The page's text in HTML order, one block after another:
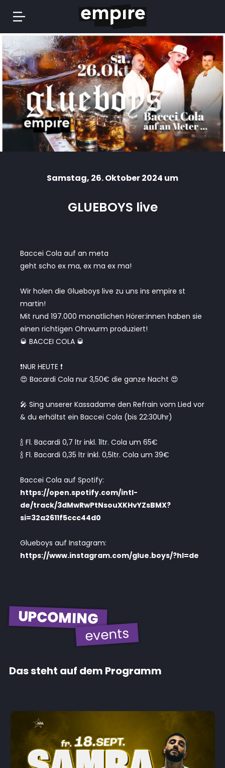
Springe
zum
Inhalt
Samstag, 26. Oktober 2024 um
GLUEBOYS live
Baccei Cola auf an meta
geht scho ex ma, ex ma ex ma!
Wir holen die Glueboys live zu uns ins empire st
martin!
Mit rund 197.000 monatlichen Hörer:innen haben sie
einen richtigen Ohrwurm produziert!
🥃 BACCEI COLA 🥃
❗️NUR HEUTE ❗️
😍 Bacardi Cola nur 3,50€ die ganze Nacht 😍
🎤 Sing unserer Kassadame den Refrain vom Lied vor
& du erhältst ein Baccei Cola (bis 22:30Uhr)
🍾 Fl. Bacardi 0,7 ltr inkl. 1ltr. Cola um 65€
🍾 Fl. Bacardi 0,35 ltr inkl. 0,5ltr. Cola um 39€
Baccei Cola auf Spotify:
https://open.spotify.com/intl-
de/track/3dMwRwPtNsouXKHvYZsBMX?
si=32a2611f5ccc44d0
Glueboys auf Instagram:
https://www.instagram.com/glue.boys/?hl=de
UPCOMING
events
Das steht auf dem Programm